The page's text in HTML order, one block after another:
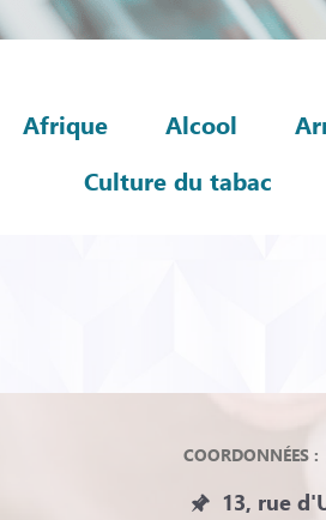
Afrique Alcool
Culture du tabac
COORDONNÉES :
13, rue